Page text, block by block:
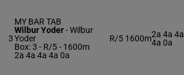
3
MY BAR TAB
Wilbur Yoder-Wilbur
Yoder
Box: 3 - R/5 - 1600m
2a 4a 4a 4a 0a
R/5 1600m2a 4a 4a
4a 0a